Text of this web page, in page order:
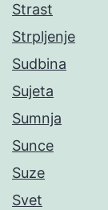
Strast
Strpljenje
Sudbina
Sujeta
Sumnja
Sunce
Suze
Svet